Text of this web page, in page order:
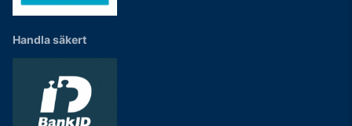
Handla säkert